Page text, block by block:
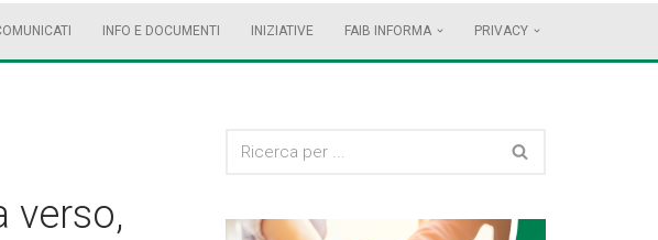
INFO E DOCUMENTI INIZIATIVE FAIB INFORMA PRIVACY
verso,